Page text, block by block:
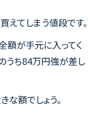
えてしまう値段です。
額が手元に入ってく
うち84万円強が差し
額でしょう。